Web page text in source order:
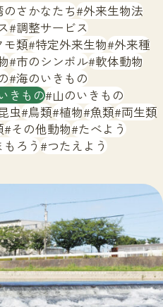
中 大
ブセンターとは
プ
のさかなたち 外来生物法
調整サービス
モ類 特定外来生物 外来種
市のシンボル 軟体動物
海のいきもの
きもの 山のいきもの
昆虫 鳥類 植物 魚類 両生類
その他動物 たべよう
もろう つたえよう